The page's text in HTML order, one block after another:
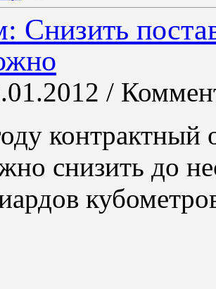
Снизить
/
контрактный
снизить до